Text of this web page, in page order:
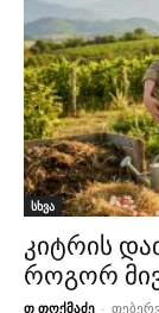
სხვა
კიტრის
როგორ
თ თოქმაძე -